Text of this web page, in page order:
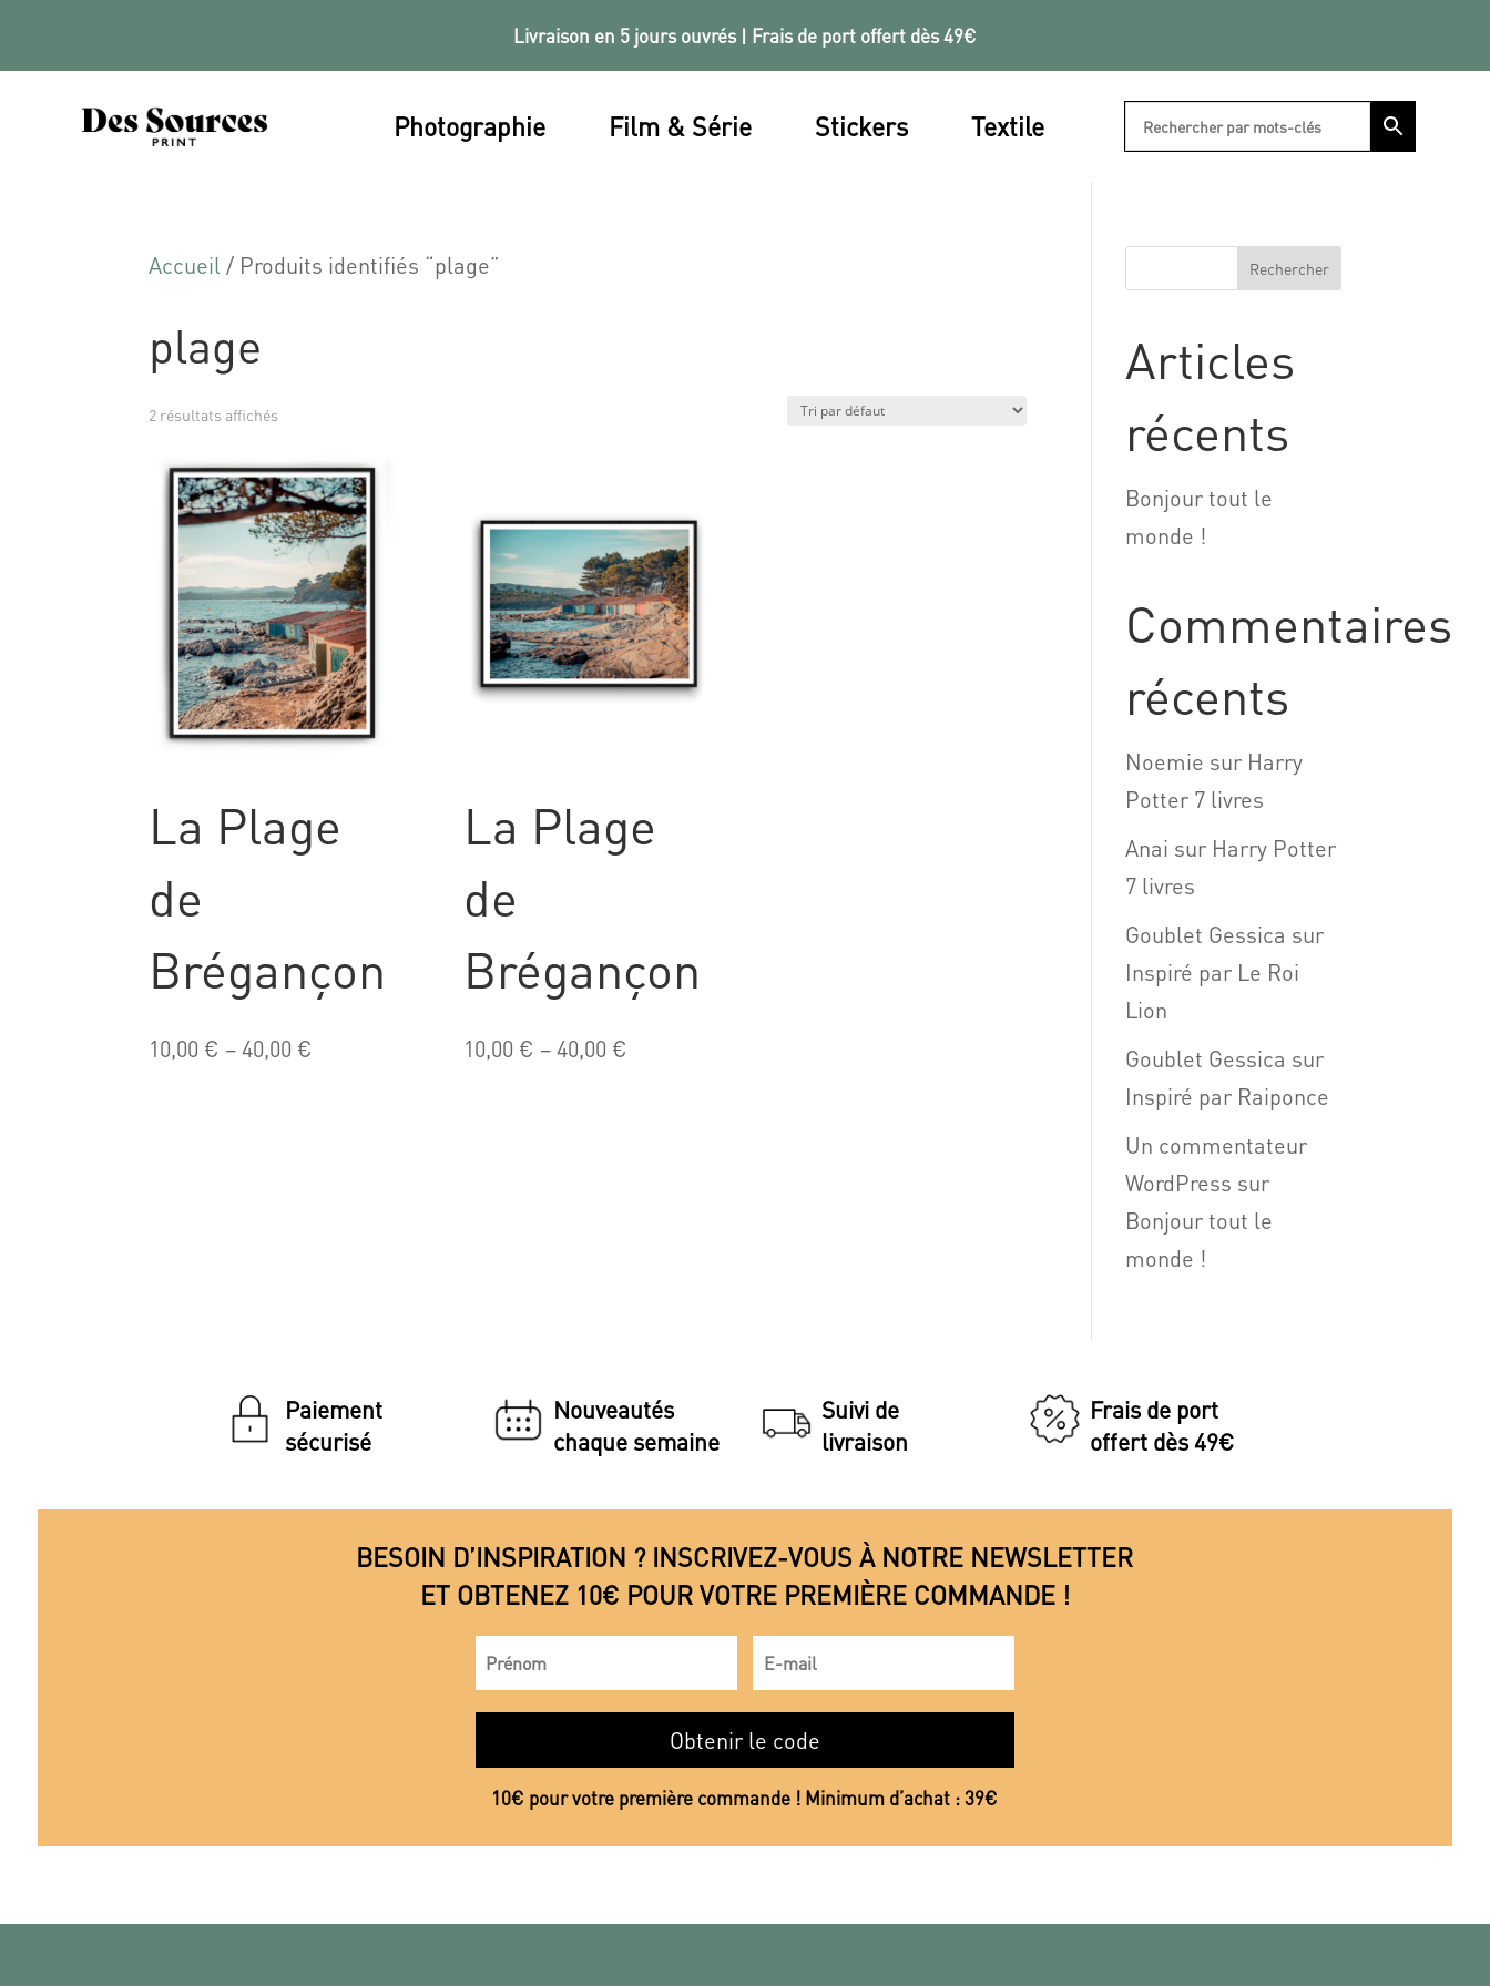
Livraison en 5 jours ouvrés | Frais de port offert dès 49€
Photographie Film & Série Stickers Textile
Accueil / Produits identifiés “plage”
plage
2 résultats affichés
La Plage
de
Brégançon
10,00 € –40,00 €
La Plage
de
Brégançon
10,00 € –40,00 €
Rechercher
Articles
récents
Bonjour tout le
monde !
Commentaires
récents
Noemie sur Harry
Potter 7 livres
Anai sur Harry Potter
7 livres
Goublet Gessica sur
Inspiré par Le Roi
Lion
Goublet Gessica sur
Inspiré par Raiponce
Un commentateur
WordPress sur
Bonjour tout le
monde !
Paiement
sécurisé
Nouveautés
chaque semaine
Suivi de
livraison
Frais de port
offert dès 49€
BESOIN D’INSPIRATION ? INSCRIVEZ-VOUS À NOTRE NEWSLETTER
ET OBTENEZ 10€ POUR VOTRE PREMIÈRE COMMANDE !
Obtenir le code
10€ pour votre première commande ! Minimum d’achat : 39€